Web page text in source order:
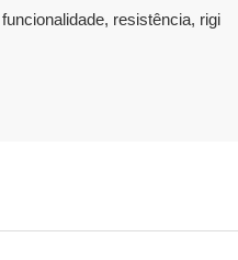
resistência, rigi